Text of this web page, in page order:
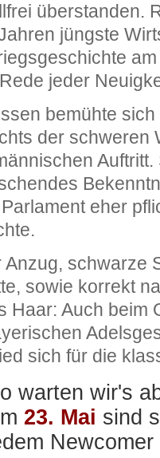
überstanden.
jüngste
jeder
bemühte
der schweren
eher
Anzug, schwarze
sowie korrekt
Haar: Auch beim
sich für die
warten wir's
23. Mai sind